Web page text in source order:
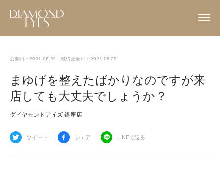
公開日：2021.06.28 最終更新日：2021.06.28
まゆげを整えたばかりなのですが来
店しても大丈夫でしょうか？
ダイヤモンドアイズ 銀座店
ツイート シェア LINEで送る